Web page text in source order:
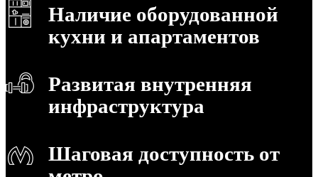
Наличие оборудованной
кухни и апартаментов
Развитая внутренняя
инфраструктура
Шаговая доступность от